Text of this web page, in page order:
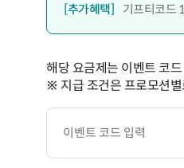
[추가혜택]
기프티코드
해당 요금제는 이벤트 코
※ 지급 조건은 프로모션
이